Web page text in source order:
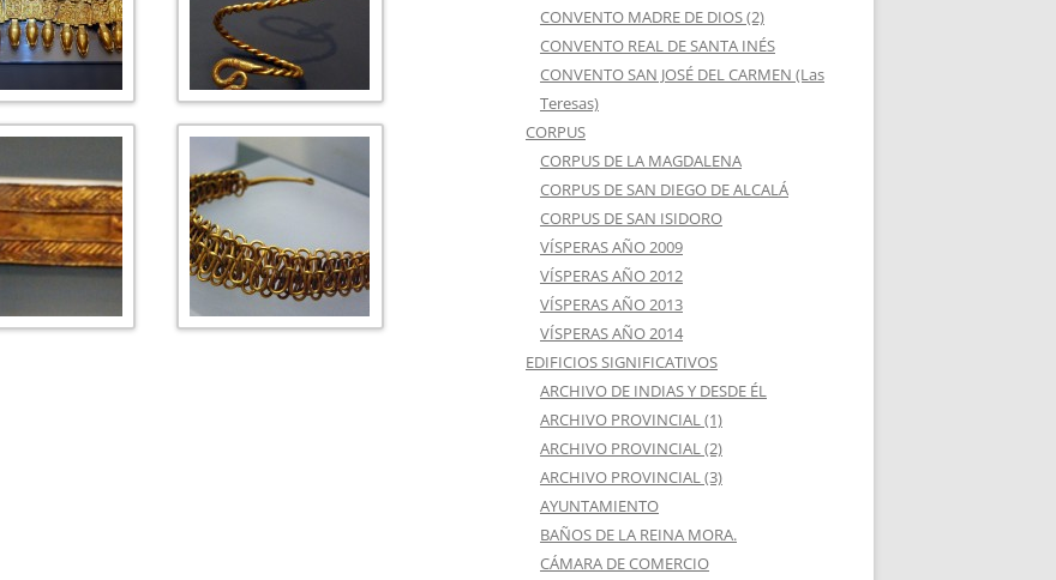
CONVENTO MADRE DE DIOS (2)
CONVENTO REAL DE SANTA INÉS
CONVENTO SAN JOSÉ DEL CARMEN (Las
Teresas)
CORPUS
CORPUS DE LA MAGDALENA
CORPUS DE SAN DIEGO DE ALCALÁ
CORPUS DE SAN ISIDORO
VÍSPERAS AÑO 2009
VÍSPERAS AÑO 2012
VÍSPERAS AÑO 2013
VÍSPERAS AÑO 2014
EDIFICIOS SIGNIFICATIVOS
ARCHIVO DE INDIAS Y DESDE ÉL
ARCHIVO PROVINCIAL (1)
ARCHIVO PROVINCIAL (2)
ARCHIVO PROVINCIAL (3)
AYUNTAMIENTO
BAÑOS DE LA REINA MORA.
CÁMARA DE COMERCIO